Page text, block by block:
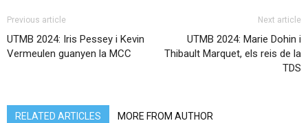
Previous article
UTMB 2024: Iris Pessey i Kevin
Vermeulen guanyen la MCC
Next article
UTMB 2024: Marie Dohin i
Thibault Marquet, els reis de la
TDS
RELATED ARTICLES MORE FROM AUTHOR